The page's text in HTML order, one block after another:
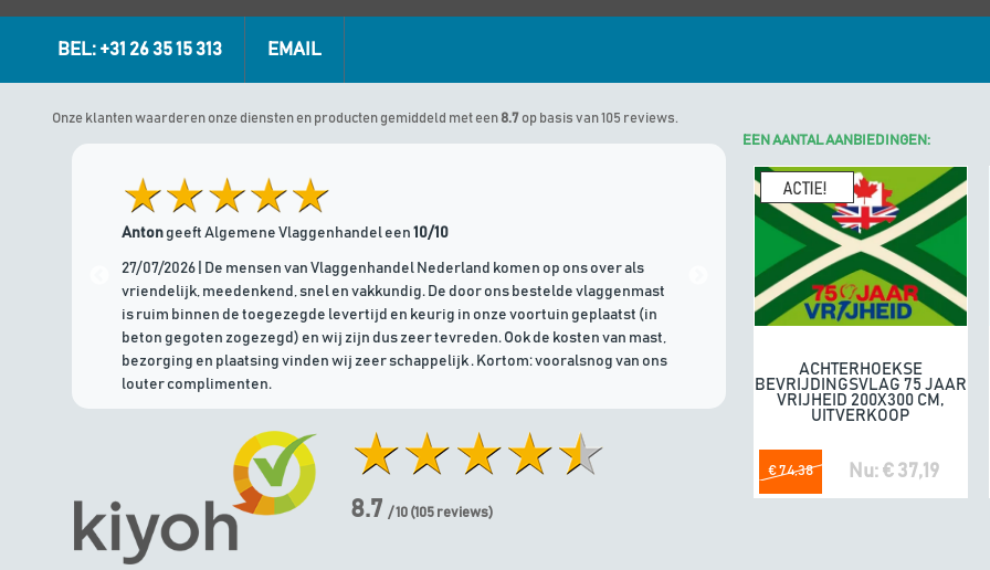
BEL: +31 26 35 15 313 EMAIL
Onze klanten waarderen onze diensten en producten gemiddeld met een 8.7 op basis van 105 reviews.
Antongeeft Algemene Vlaggenhandel een 10/10
27/07/2026 | De mensen van Vlaggenhandel Nederland komen op ons over als
vriendelijk, meedenkend, snel en vakkundig. De door ons bestelde vlaggenmast
is ruim binnen de toegezegde levertijd en keurig in onze voortuin geplaatst (in
beton gegoten zogezegd) en wij zijn dus zeer tevreden. Ook de kosten van mast,
bezorging en plaatsing vinden wij zeer schappelijk . Kortom: vooralsnog van ons
louter complimenten.
Marinus geeft Algemene
21/07/2026 | Goede
8.7/ 10 (105 reviews)
EEN AANTAL AANBIEDINGEN:
In winkelwagen
ACHTERHOEKSE
BEVRIJDINGSVLAG 75 JAAR
VRIJHEID 200X300 CM,
UITVERKOOP
€ 74,38 Nu: € 37,19